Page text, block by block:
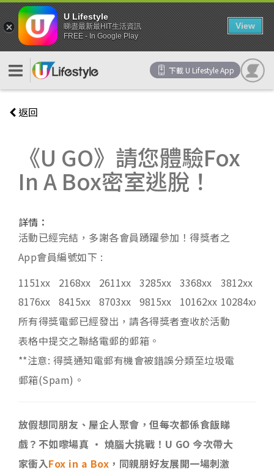
下載 U Lifestyle App
返回
《U GO》請您體驗Fox
In A Box密室逃脫！
詳情：
活動已經完結，多謝各會員踴躍參加！得獎者之
App會員編號如下 :
1151xx
2168xx 2611xx 3285xx 3368xx 3812xx
8176xx 8415xx 8703xx 9815xx 10162xx 10284xx
所有得獎電郵已經發出，請各得獎者查收於活動
表格中提交之聯絡電郵的郵箱。
**注意: 得獎通知電郵有機會被錯誤分類至垃圾電
郵箱(Spam)。
放假想同朋友、屋企人聚會，但每次都係食飯睇
戲？不如嚟場真 · 燒腦大挑戰！U GO 今次帶大
家衝入Fox in a Box ，同親朋好友展開一場刺激
U Lifestyle
睇盡最新最HIT生活資訊
FREE - In Google Play
View